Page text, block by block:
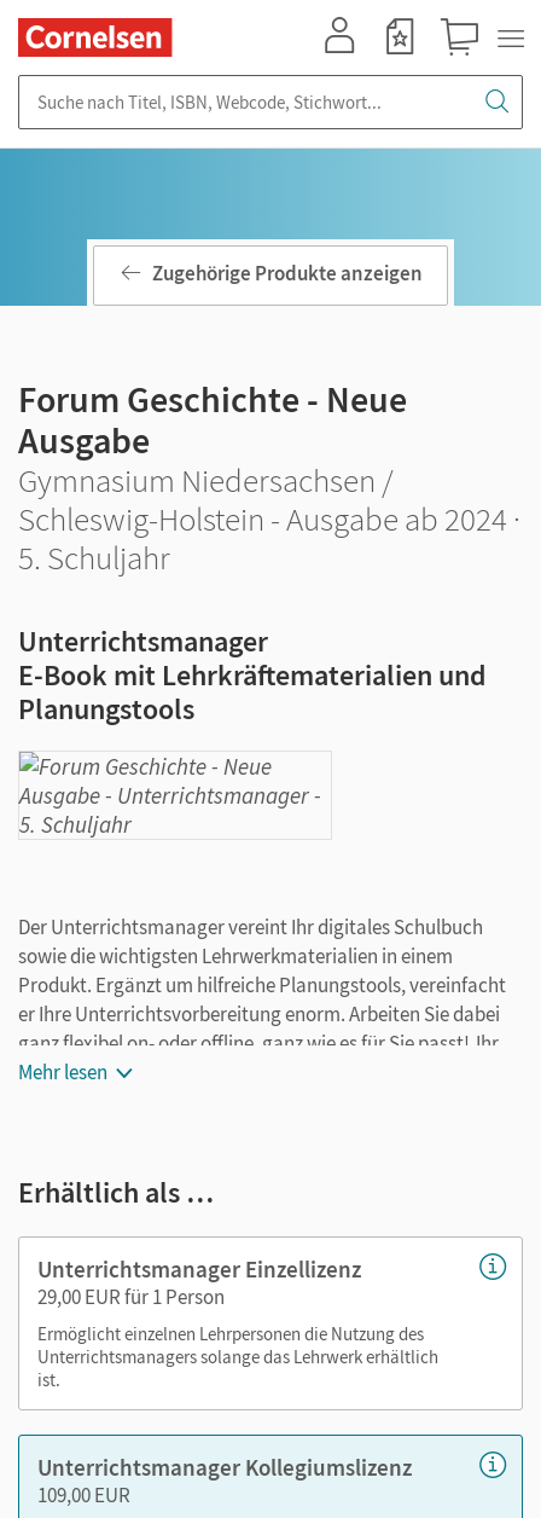
Zugehörige Produkte anzeigen
Forum Geschichte - Neue
Ausgabe
Gymnasium Niedersachsen /
Schleswig-Holstein - Ausgabe ab 2024 ·
5. Schuljahr
Unterrichtsmanager
E-Book mit Lehrkräftematerialien und
Planungstools
Der Unterrichtsmanager vereint Ihr digitales Schulbuch
sowie die wichtigsten Lehrwerkmaterialien in einem
Produkt. Ergänzt um hilfreiche Planungstools, vereinfacht
er Ihre Unterrichtsvorbereitung enorm. Arbeiten Sie dabei
ganz flexibel on- oder offline, ganz wie es für Sie passt! Ihr
Unterrichtsmanager enthält:
Videos
Lösungen der Aufgaben
zu den im Schulbuch eingesetzten Materialien
editierbare Kopiervorlagen im PDF- und Word-Format
Inhalte der Cornelsen Lernen App(Digitale Hilfe,
Digitales Quiz, Digitaler Check)– auch über
lernen.cornelsen.de
Mehr lesen
Erhältlich als …
Unterrichtsmanager Einzellizenz
29,00 EUR für 1 Person
Ermöglicht einzelnen Lehrpersonen die Nutzung des
Unterrichtsmanagers solange das Lehrwerk erhältlich
ist.
Unterrichtsmanager Kollegiumslizenz
109,00 EUR